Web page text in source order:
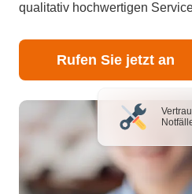
qualitativ hochwertigen
Rufen Sie jetzt an